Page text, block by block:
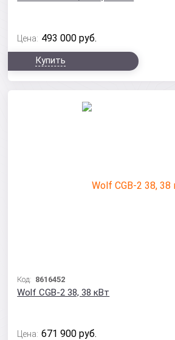
Цена: 493 000 руб.
Купить
Код: 8616452
Wolf CGB-2 38, 38 кВт
Цена: 671 900 руб.